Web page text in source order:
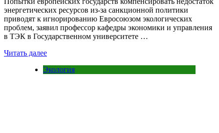
энергетических ресурсов из-за санкционной политики
приводят к игнорированию Евросоюзом экологических
проблем, заявил профессор кафедры экономики и управления
в ТЭК в Государственном университете …
Читать далее
Экология